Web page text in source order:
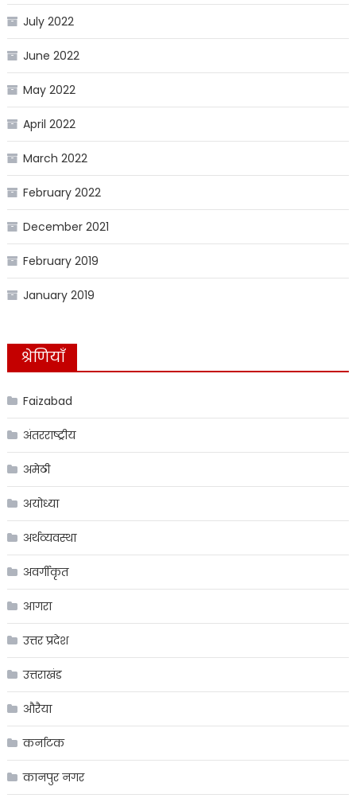
July 2022
June 2022
May 2022
April 2022
March 2022
February 2022
December 2021
February 2019
January 2019
श्रेणियाँ
Faizabad
अंतरराष्ट्रीय
अमेठी
अयोध्या
अर्थव्यवस्था
अवर्गीकृत
आगरा
उत्तर प्रदेश
उत्तराखंड
औरैया
कर्नाटक
कानपुर नगर